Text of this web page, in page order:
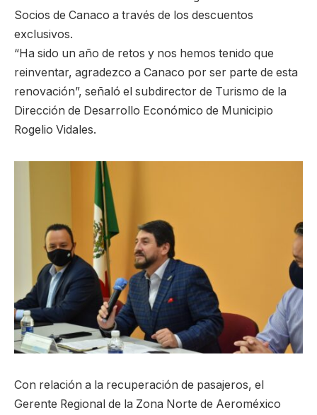
Socios de Canaco a través de los descuentos
exclusivos.
“Ha sido un año de retos y nos hemos tenido que
reinventar, agradezco a Canaco por ser parte de esta
renovación”, señaló el subdirector de Turismo de la
Dirección de Desarrollo Económico de Municipio
Rogelio Vidales.
Con relación a la recuperación de pasajeros, el
Gerente Regional de la Zona Norte de Aeroméxico